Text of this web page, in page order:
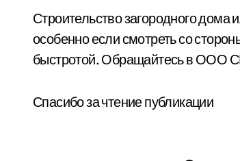
Строительство загородного дома
особенно если смотреть со
быстротой. Обращайтесь в ООО
Спасибо за чтение публикации